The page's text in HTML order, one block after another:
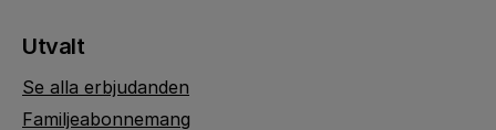
Utvalt
Se alla erbjudanden
Familjeabonnemang